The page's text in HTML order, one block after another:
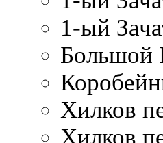
1-ый
Большой
Хилков
Хилков